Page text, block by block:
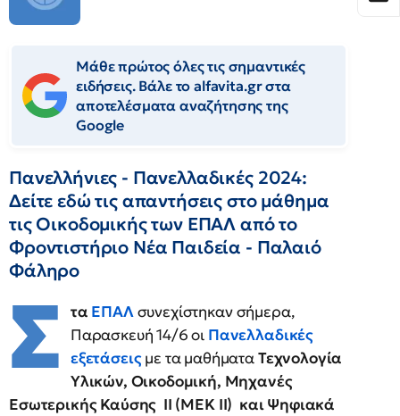
Μάθε πρώτος όλες τις σημαντικές
ειδήσεις. Βάλε το alfavita.gr στα
αποτελέσματα αναζήτησης της
Google
Πανελλήνιες - Πανελλαδικές 2024:
Δείτε εδώ τις απαντήσεις στο μάθημα
τις Οικοδομικής των ΕΠΑΛ από το
Φροντιστήριο Νέα Παιδεία - Παλαιό
Φάληρο
Σ τα ΕΠΑΛσυνεχίστηκαν σήμερα,
Παρασκευή 14/6 οι Πανελλαδικές
εξετάσεις με τα μαθήματαΤεχνολογία
Υλικών, Οικοδομική, Μηχανές
Εσωτερικής Καύσης II (ΜΕΚ ΙΙ) και Ψηφιακά